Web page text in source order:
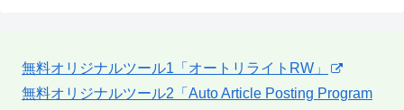
無料オリジナルツール1「オートリライトRW」
無料オリジナルツール2「Auto Article Posting Program